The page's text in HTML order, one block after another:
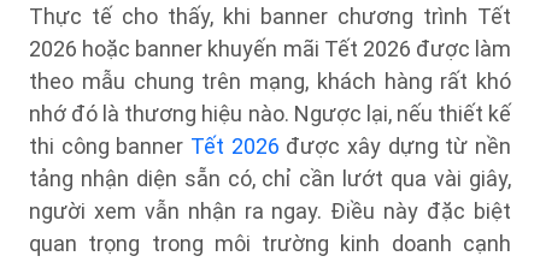
Thực tế cho thấy, khi banner chương trình Tết
2026 hoặc banner khuyến mãi Tết 2026 được làm
theo mẫu chung trên mạng, khách hàng rất khó
nhớ đó là thương hiệu nào. Ngược lại, nếu thiết kế
thi công banner Tết 2026 được xây dựng từ nền
tảng nhận diện sẵn có, chỉ cần lướt qua vài giây,
người xem vẫn nhận ra ngay. Điều này đặc biệt
quan trọng trong môi trường kinh doanh cạnh